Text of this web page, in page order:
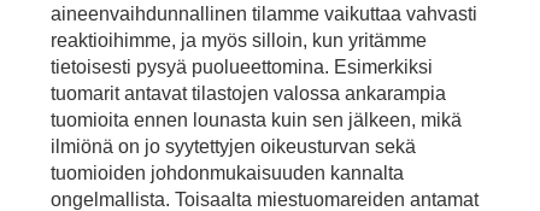
aineenvaihdunnallinen tilamme vaikuttaa vahvasti
reaktioihimme, ja myös silloin, kun yritämme
tietoisesti pysyä puolueettomina. Esimerkiksi
tuomarit antavat tilastojen valossa ankarampia
tuomioita ennen lounasta kuin sen jälkeen, mikä
ilmiönä on jo syytettyjen oikeusturvan sekä
tuomioiden johdonmukaisuuden kannalta
ongelmallista. Toisaalta miestuomareiden antamat